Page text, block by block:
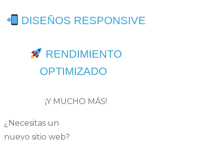
DISEÑOS RESPONSIVE
RENDIMIENTO
OPTIMIZADO
¡Y MUCHO MÁS!
¿Necesitas un
nuevo sitio web?